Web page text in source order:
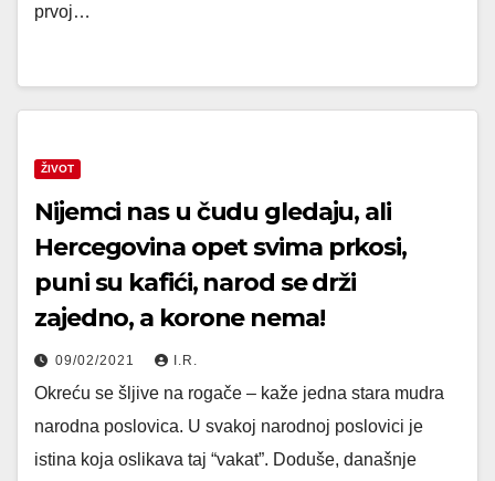
prvoj…
ŽIVOT
Nijemci nas u čudu gledaju, ali
Hercegovina opet svima prkosi,
puni su kafići, narod se drži
zajedno, a korone nema!
09/02/2021 I.R.
Okreću se šljive na rogače – kaže jedna stara mudra
narodna poslovica. U svakoj narodnoj poslovici je
istina koja oslikava taj “vakat”. Doduše, današnje